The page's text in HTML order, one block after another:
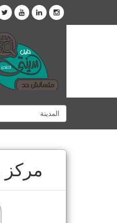
مركز